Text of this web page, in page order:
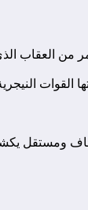
العقاب
ومستقل